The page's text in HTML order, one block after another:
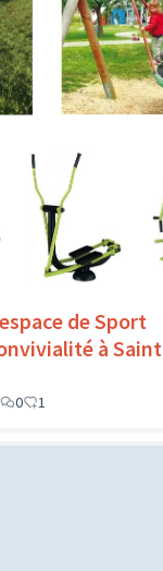
de Sport
à Saint
0 1